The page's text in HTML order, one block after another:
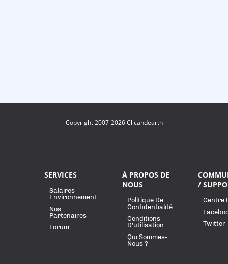
Copyright 2007-2026 Clicandearth
SERVICES
Salaires
Environnement
Nos
Partenaires
Forum
À PROPOS DE
NOUS
Politique De
Confidentialité
Conditions
D'utilisation
Qui Sommes-
Nous ?
/
Centre
Twitter